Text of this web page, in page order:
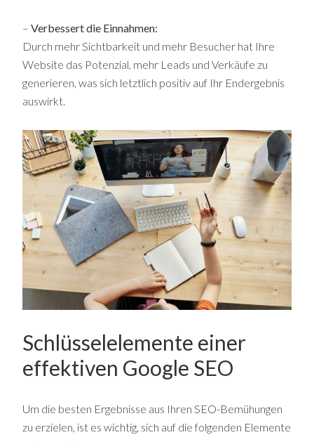
– Verbessert die Einnahmen:
Durch mehr Sichtbarkeit und mehr Besucher hat Ihre
Website das Potenzial, mehr Leads und Verkäufe zu
generieren, was sich letztlich positiv auf Ihr Endergebnis
auswirkt.
Schlüsselelemente einer
effektiven Google SEO
Um die besten Ergebnisse aus Ihren SEO-Bemühungen
zu erzielen, ist es wichtig, sich auf die folgenden Elemente